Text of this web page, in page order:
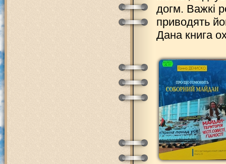
догм. Важкі
приводять
Дана книга